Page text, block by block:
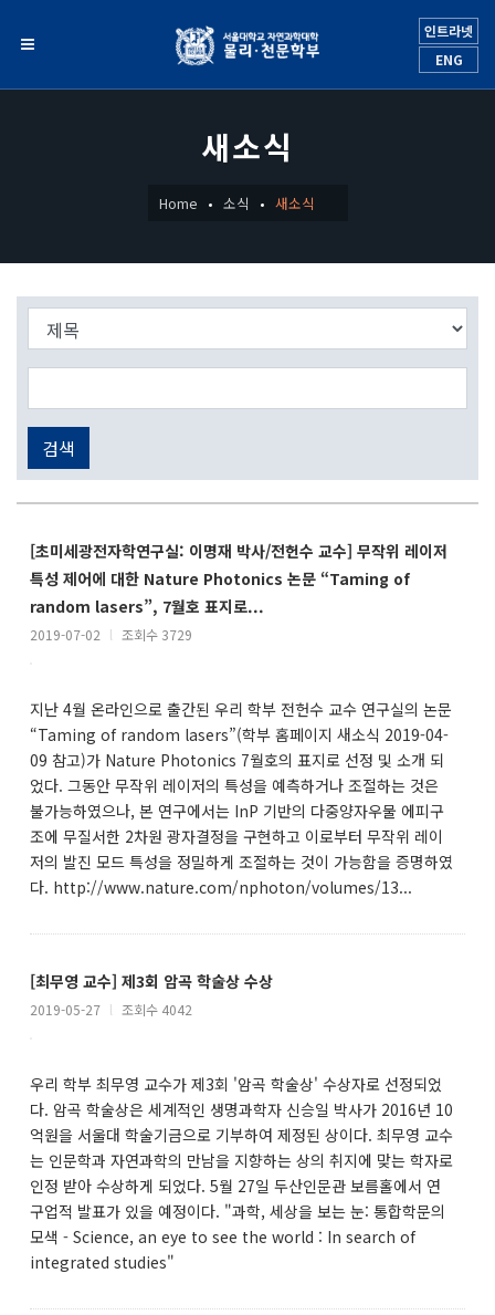
인트라넷
ENG
새소식
Home 소식 새소식
[초미세광전자학연구실: 이명재 박사/전헌수 교수] 무작위 레이저
특성 제어에 대한 Nature Photonics 논문 “Taming of
random lasers”, 7월호 표지로...
2019-07-02 l 조회수 3729
지난 4월 온라인으로 출간된 우리 학부 전헌수 교수 연구실의 논문
“Taming of random lasers”(학부 홈페이지 새소식 2019-04-
09 참고)가 Nature Photonics 7월호의 표지로 선정 및 소개 되
었다. 그동안 무작위 레이저의 특성을 예측하거나 조절하는 것은
불가능하였으나, 본 연구에서는 InP 기반의 다중양자우물 에피구
조에 무질서한 2차원 광자결정을 구현하고 이로부터 무작위 레이
저의 발진 모드 특성을 정밀하게 조절하는 것이 가능함을 증명하였
다. http://www.nature.com/nphoton/volumes/13...
[최무영 교수] 제3회 암곡 학술상 수상
2019-05-27 l 조회수 4042
우리 학부 최무영 교수가 제3회 '암곡 학술상' 수상자로 선정되었
다. 암곡 학술상은 세계적인 생명과학자 신승일 박사가 2016년 10
억원을 서울대 학술기금으로 기부하여 제정된 상이다. 최무영 교수
는 인문학과 자연과학의 만남을 지향하는 상의 취지에 맞는 학자로
인정 받아 수상하게 되었다. 5월 27일 두산인문관 보름홀에서 연
구업적 발표가 있을 예정이다. "과학, 세상을 보는 눈: 통합학문의
모색 - Science, an eye to see the world : In search of
integrated studies"